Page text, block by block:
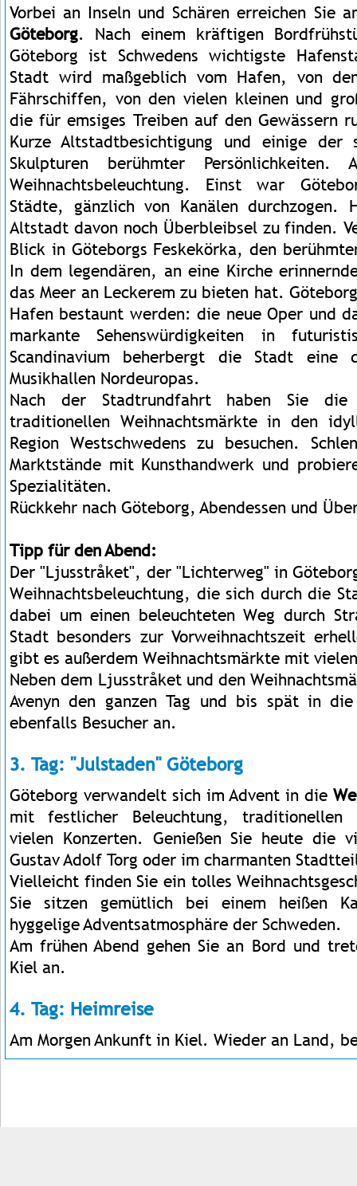
Vorbei an Inseln und Schären erreichen Sie
Göteborg. Nach einem kräftigen
Göteborg ist Schwedens wichtigste
Stadt wird maßgeblich vom Hafen, von
Fährschiffen, von den vielen kleinen und
die für emsiges Treiben auf den Gewässern
Kurze Altstadtbesichtigung und einige der
Skulpturen berühmter
Weihnachtsbeleuchtung. Einst war
Städte, gänzlich von Kanälen
Altstadt davon noch Überbleibsel zu finden.
Blick in Göteborgs Feskekörka, den
In dem legendären, an eine Kirche
das Meer an Leckerem zu bieten hat.
Hafen bestaunt werden: die neue Oper und
markante Sehenswürdigkeiten in
Scandinavium beherbergt die Stadt eine
Musikhallen Nordeuropas.
Nach der Stadtrundfahrt haben Sie
traditionellen Weihnachtsmärkte in den
Region Westschwedens zu besuchen.
Marktstände mit Kunsthandwerk und
Spezialitäten.
Rückkehr nach Göteborg, Abendessen und
Tipp für den Abend:
Der "Ljusstråket", der "Lichterweg" in
Weihnachtsbeleuchtung, die sich durch die
dabei um einen beleuchteten Weg durch
Stadt besonders zur Vorweihnachtszeit
gibt es außerdem Weihnachtsmärkte mit
Neben dem Ljusstråket und den
Avenyn den ganzen Tag und bis spät in
ebenfalls Besucher an.
3. Tag: "Julstaden" Göteborg
Göteborg verwandelt sich im Advent in die
mit festlicher Beleuchtung, traditionellen
vielen Konzerten. Genießen Sie heute die
Gustav Adolf Torg oder im charmanten
Vielleicht finden Sie ein tolles
Sie sitzen gemütlich bei einem heißen
hyggelige Adventsatmosphäre der Schweden.
Am frühen Abend gehen Sie an Bord und
Kiel an.
4. Tag: Heimreise
Am Morgen Ankunft in Kiel. Wieder an Land,